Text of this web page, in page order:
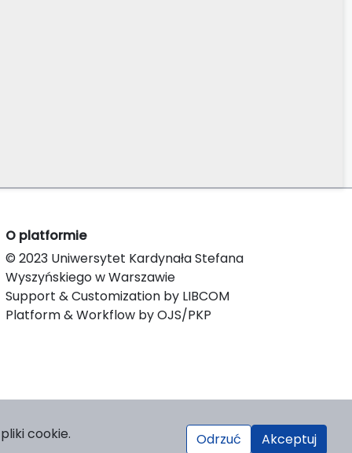
O platformie
© 2023 Uniwersytet Kardynała Stefana
Wyszyńskiego w Warszawie
Support & Customization by LIBCOM
Platform & Workflow by OJS/PKP
cookie. Odrzuć Akceptuj